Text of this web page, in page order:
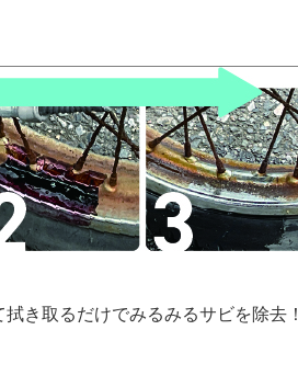
き取るだけでみるみるサビを除去！